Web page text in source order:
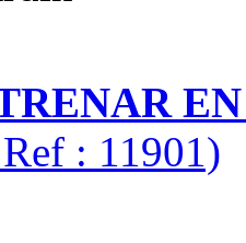
: 11901)